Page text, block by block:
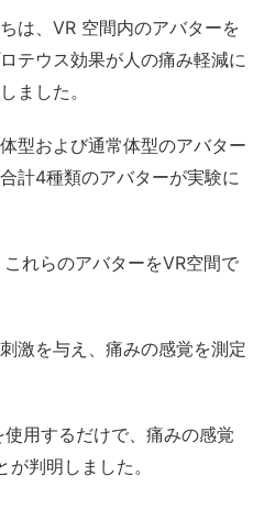
は、VR 空間内のアバターを
テウス効果が人の痛み軽減に
ました。
型および通常体型のアバター
計4種類のアバターが実験に
れらのアバターをVR空間で
激を与え、痛みの感覚を測定
用するだけで、痛みの感覚
が判明しました。